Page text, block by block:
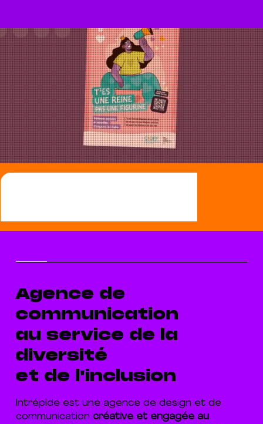
Agence de
communication
au service de la
diversité
et de l'inclusion
Intrépide est une agence de design et de
communicationcréative et engagée au